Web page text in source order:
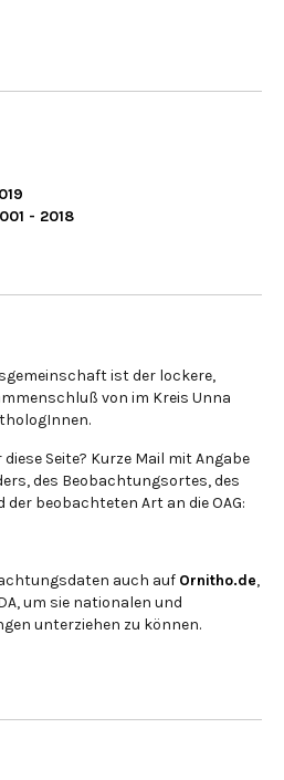
- 2018
ist der lockere,
von im Kreis Unna
Seite? Kurze Mail mit Angabe
des Beobachtungsortes, des
beobachteten Art an die OAG:
auch auf Ornitho.de,
um sie nationalen und
unterziehen zu können.